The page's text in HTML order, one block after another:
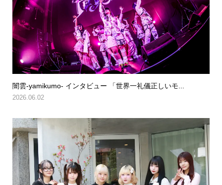
闇雲-yamikumo- インタビュー 「世界一礼儀正しいモ...
2026.06.02